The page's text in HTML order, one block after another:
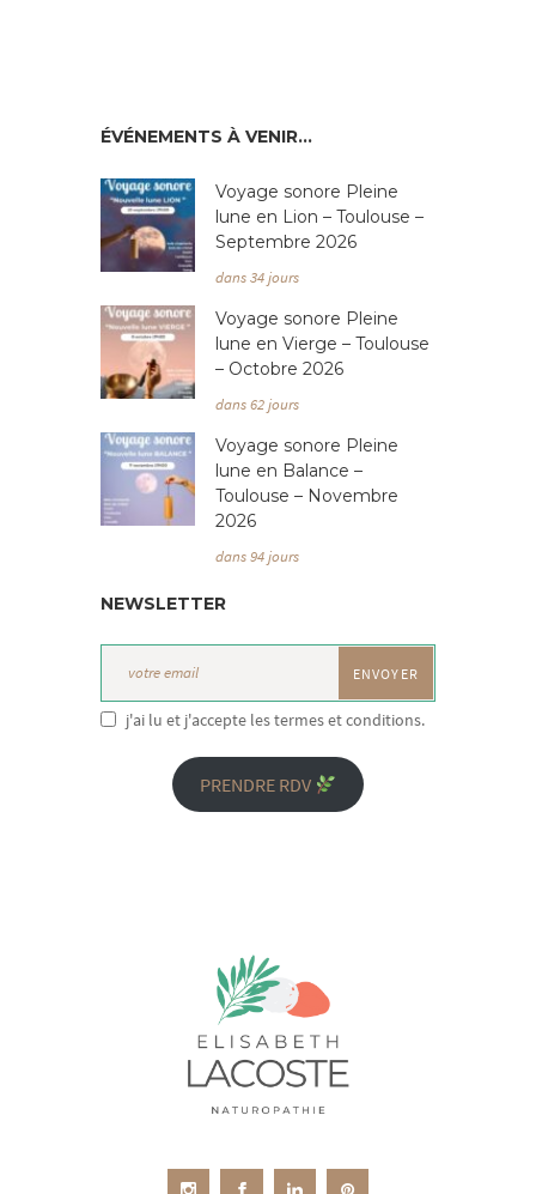
ÉVÉNEMENTS À VENIR…
Voyage sonore Pleine
lune en Lion – Toulouse –
Septembre 2026
dans 34 jours
Voyage sonore Pleine
lune en Vierge – Toulouse
– Octobre 2026
dans 62 jours
Voyage sonore Pleine
lune en Balance –
Toulouse – Novembre
2026
dans 94 jours
NEWSLETTER
j'ai lu et j'accepte les termes et conditions.
PRENDRE RDV